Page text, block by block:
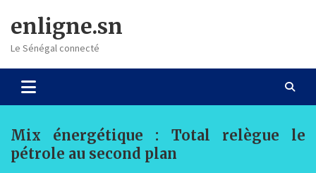
content
enligne.sn
Le Sénégal connecté
Mix énergétique : Total relègue le
pétrole au second plan